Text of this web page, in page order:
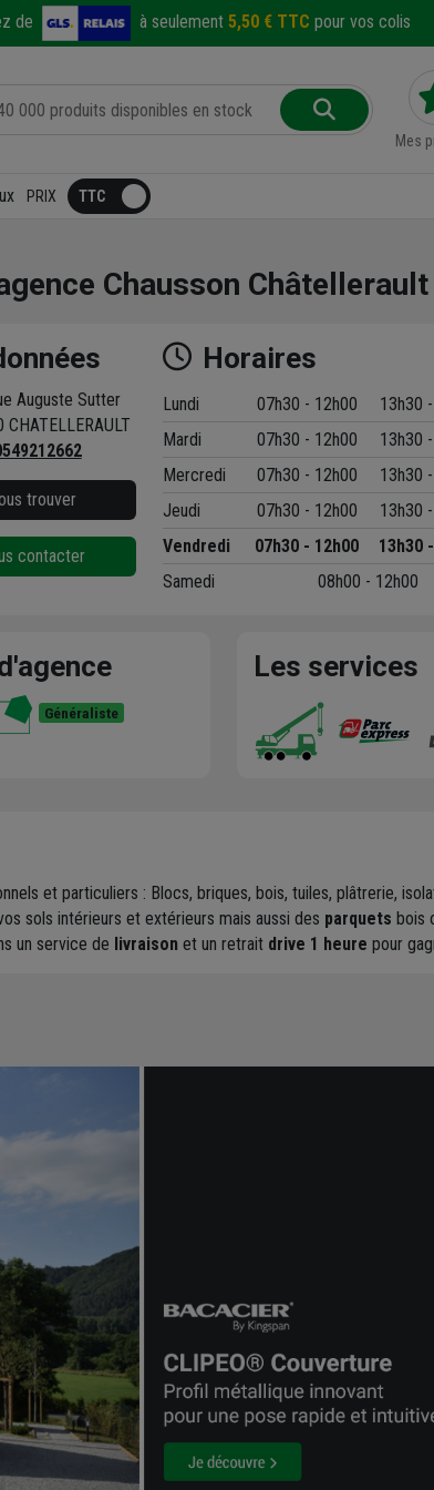
de à seulement 5,50 € TTC pour vos colis
Mes
PRIX
Chausson Châtellerault
Auguste Sutter
CHATELLERAULT
trouver
contacter
Horaires
Lundi 07h30 - 12h00
13h30
Mardi
07h30 - 12h00
13h30
Mercredi
07h30 - 12h00
13h30
Jeudi
07h30 - 12h00
13h30
Vendredi
07h30 - 12h00
13h30
Samedi
08h00 - 12h00
Généraliste
Les services
et particuliers : Blocs, briques, bois, tuiles, plâtrerie,
sols intérieurs et extérieurs mais aussi des parquets bois
un service de livraison et un retrait drive 1 heure pour